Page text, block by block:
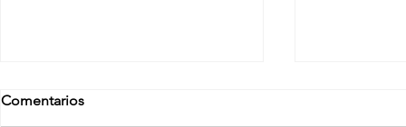
Comentarios